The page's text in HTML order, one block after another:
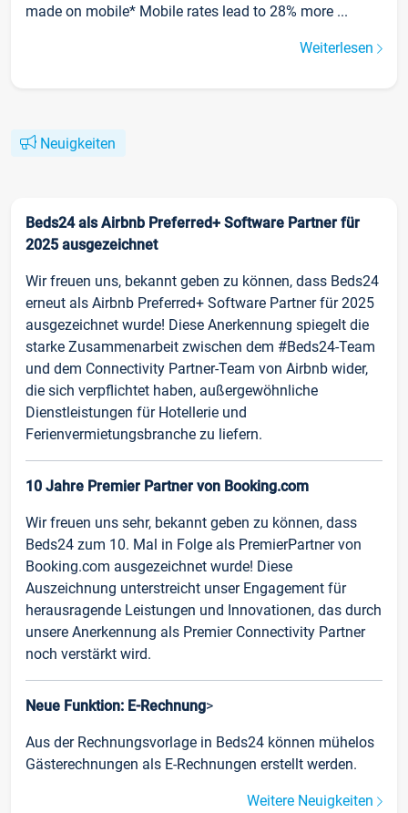
made on mobile* Mobile rates lead to 28% more ...
Weiterlesen
Neuigkeiten
Beds24 als Airbnb Preferred+ Software Partner für
2025 ausgezeichnet
Wir freuen uns, bekannt geben zu können, dass Beds24
erneut als Airbnb Preferred+ Software Partner für 2025
ausgezeichnet wurde! Diese Anerkennung spiegelt die
starke Zusammenarbeit zwischen dem #Beds24-Team
und dem Connectivity Partner-Team von Airbnb wider,
die sich verpflichtet haben, außergewöhnliche
Dienstleistungen für Hotellerie und
Ferienvermietungsbranche zu liefern.
10 Jahre Premier Partner von Booking.com
Wir freuen uns sehr, bekannt geben zu können, dass
Beds24 zum 10. Mal in Folge als PremierPartner von
Booking.com ausgezeichnet wurde! Diese
Auszeichnung unterstreicht unser Engagement für
herausragende Leistungen und Innovationen, das durch
unsere Anerkennung als Premier Connectivity Partner
noch verstärkt wird.
Neue Funktion: E-Rechnung>
Aus der Rechnungsvorlage in Beds24 können mühelos
Gästerechnungen als E-Rechnungen erstellt werden.
Weitere Neuigkeiten